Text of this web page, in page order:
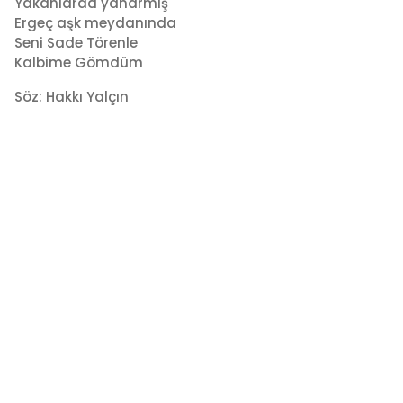
Ergeç aşk meydanında
Seni Sade Törenle
Kalbime Gömdüm
Söz: Hakkı Yalçın